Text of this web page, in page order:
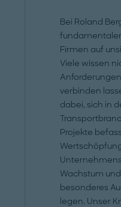
Bei Roland
Firmen auf
Viele wissen
verbinden
dabei, sich in
Projekte
Wachstum
besonderes
legen. Unser